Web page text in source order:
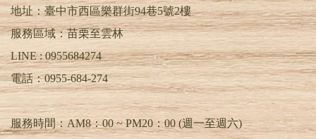
地址：臺中市西區樂群街94巷5號2樓
服務區域：苗栗至雲林
LINE :0955684274
電話：0955-684-274
服務時間：AM8：00 ~ PM20：00 (週一至週六)